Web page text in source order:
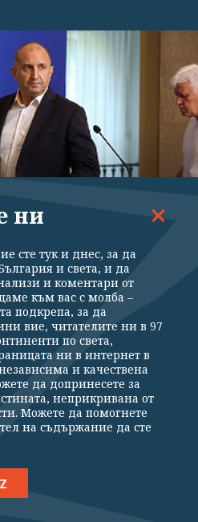
дронът ни
пардон - тениски
ИКОНОМИКА СВЕТЪТ
ни
сте тук и днес, за да
и света, и да
и коментари от
към вас с молба –
подкрепа, за да
вие, читателите ни в 97
по света,
ни в интернет в
и качествена
да допринесете за
неприкривана от
Можете да помогнете
на съдържание да сте